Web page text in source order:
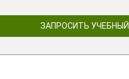
ЗАПРОСИТЬ